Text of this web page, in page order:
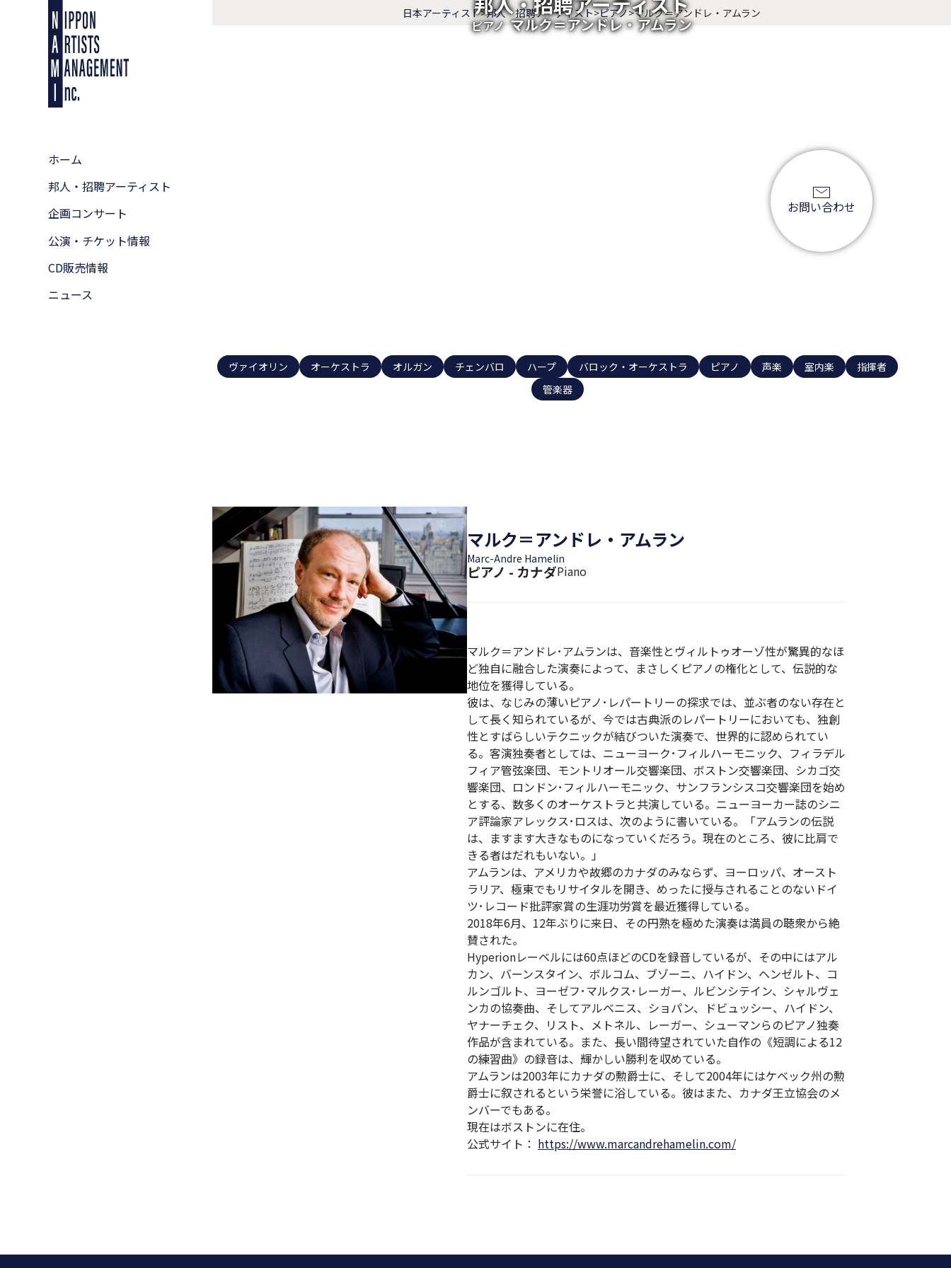
ホーム
邦人・招聘アーティスト
企画コンサート
公演・チケット情報
CD販売情報
ニュース
お問い合わせ
ピアノ マルク＝アンドレ・アムラン
日本アーティスト>邦人・招聘アーティスト>ピアノ>マルク＝アンドレ・アムラン
ヴァイオリン オーケストラ オルガン チェンバロ ハープ バロック・オーケストラ ピアノ 声楽 室内楽
指揮者
管楽器
マルク＝アンドレ・アムラン
Marc-Andre Hamelin
ピアノ - カナダPiano
マルク＝アンドレ･アムランは、音楽性とヴィルトゥオーゾ性が驚異的なほ
ど独自に融合した演奏によって、まさしくピアノの権化として、伝説的な
地位を獲得している。
彼は、なじみの薄いピアノ･レパートリーの探求では、並ぶ者のない存在と
して長く知られているが、今では古典派のレパートリーにおいても、独創
性とすばらしいテクニックが結びついた演奏で、世界的に認められてい
る。客演独奏者としては、ニューヨーク･フィルハーモニック、フィラデル
フィア管弦楽団、モントリオール交響楽団、ボストン交響楽団、シカゴ交
響楽団、ロンドン･フィルハーモニック、サンフランシスコ交響楽団を始め
とする、数多くのオーケストラと共演している。ニューヨーカー誌のシニ
ア評論家アレックス･ロスは、次のように書いている。「アムランの伝説
は、ますます大きなものになっていくだろう。現在のところ、彼に比肩で
きる者はだれもいない。」
アムランは、アメリカや故郷のカナダのみならず、ヨーロッパ、オースト
ラリア、極東でもリサイタルを開き、めったに授与されることのないドイ
ツ･レコード批評家賞の生涯功労賞を最近獲得している。
2018年6月、12年ぶりに来日、その円熟を極めた演奏は満員の聴衆から絶
賛された。
Hyperionレーベルには60点ほどのCDを録音しているが、その中にはアル
カン、バーンスタイン、ボルコム、ブゾーニ、ハイドン、ヘンゼルト、コ
ルンゴルト、ヨーゼフ･マルクス･レーガー、ルビンシテイン、シャルヴェ
ンカの協奏曲、そしてアルベニス、ショパン、ドビュッシー、ハイドン、
ヤナーチェク、リスト、メトネル、レーガー、シューマンらのピアノ独奏
作品が含まれている。また、長い間待望されていた自作の《短調による12
の練習曲》の録音は、輝かしい勝利を収めている。
アムランは2003年にカナダの勲爵士に、そして2004年にはケベック州の勲
爵士に叙されるという栄誉に浴している。彼はまた、カナダ王立協会のメ
ンバーでもある。
現在はボストンに在住。
公式サイト： https://www.marcandrehamelin.com/